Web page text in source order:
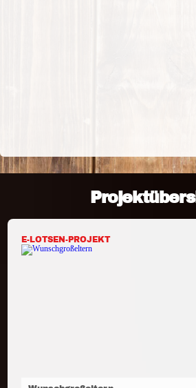
E-LOTSEN-PROJEKT